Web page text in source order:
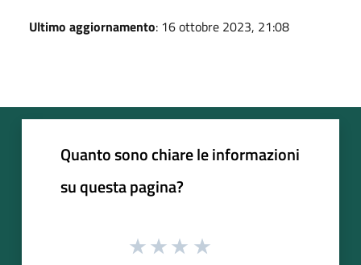
Ultimo aggiornamento: 16 ottobre 2023, 21:08
Quanto sono chiare le informazioni
su questa pagina?